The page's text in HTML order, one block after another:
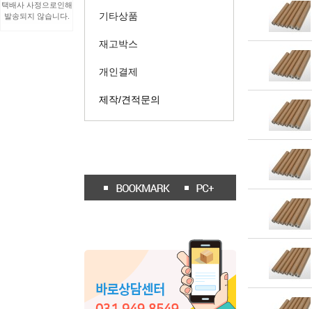
택배사 사정으로인해
발송되지 않습니다.
기타상품
재고박스
개인결제
제작/견적문의